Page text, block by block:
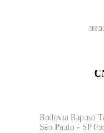
Rodovia Raposo
São Paulo - SP